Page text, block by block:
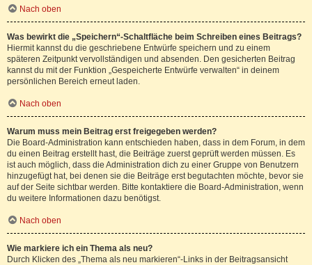
Nach oben
Was bewirkt die „Speichern“-Schaltfläche beim Schreiben eines Beitrags?
Hiermit kannst du die geschriebene Entwürfe speichern und zu einem
späteren Zeitpunkt vervollständigen und absenden. Den gesicherten Beitrag
kannst du mit der Funktion „Gespeicherte Entwürfe verwalten“ in deinem
persönlichen Bereich erneut laden.
Nach oben
Warum muss mein Beitrag erst freigegeben werden?
Die Board-Administration kann entschieden haben, dass in dem Forum, in dem
du einen Beitrag erstellt hast, die Beiträge zuerst geprüft werden müssen. Es
ist auch möglich, dass die Administration dich zu einer Gruppe von Benutzern
hinzugefügt hat, bei denen sie die Beiträge erst begutachten möchte, bevor sie
auf der Seite sichtbar werden. Bitte kontaktiere die Board-Administration, wenn
du weitere Informationen dazu benötigst.
Nach oben
Wie markiere ich ein Thema als neu?
Durch Klicken des „Thema als neu markieren“-Links in der Beitragsansicht